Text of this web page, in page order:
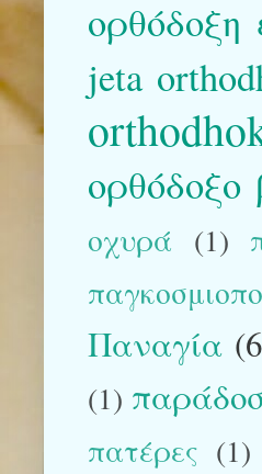
jeta
ορθόδοξο
οχυρά (1)
Παναγία
(1)
πατέρες (1)